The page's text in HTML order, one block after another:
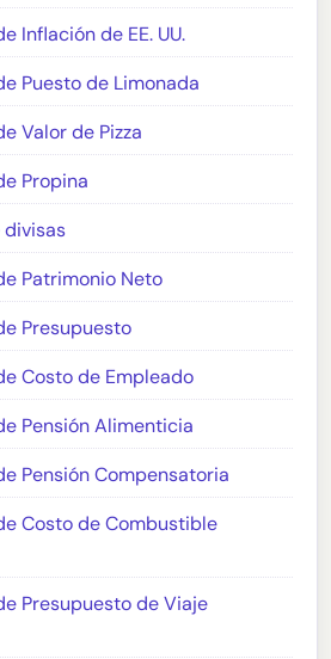
Inflación de EE. UU.
Puesto de Limonada
Valor de Pizza
Propina
divisas
Patrimonio Neto
Presupuesto
Costo de Empleado
Pensión Alimenticia
Pensión Compensatoria
Costo de Combustible
Presupuesto de Viaje